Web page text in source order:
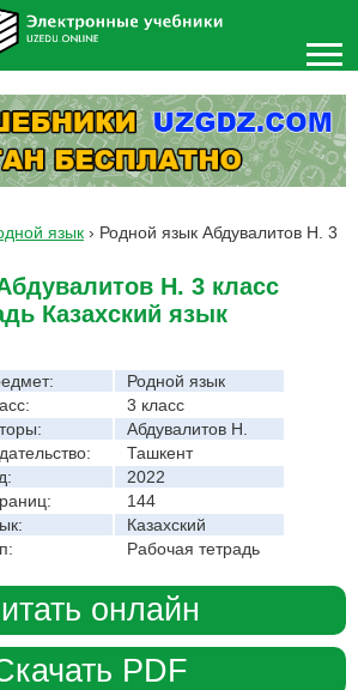
язык › Родной язык Абдувалитов Н. 3
Н. 3 класс
Казахский язык
Родной язык
3 класс
Абдувалитов Н.
Ташкент
2022
144
Казахский
Рабочая тетрадь
онлайн
PDF